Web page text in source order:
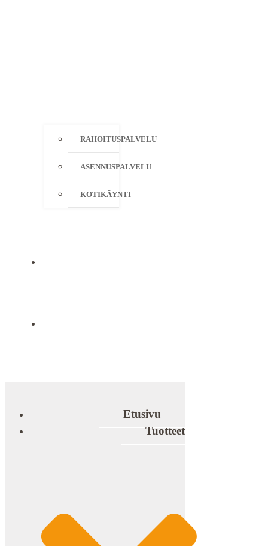
RAHOITUSPALVELU
ASENNUSPALVELU
KOTIKÄYNTI
Etusivu
Tuotteet